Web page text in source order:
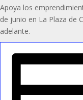
Apoya los
de junio en La Plaza de
adelante.